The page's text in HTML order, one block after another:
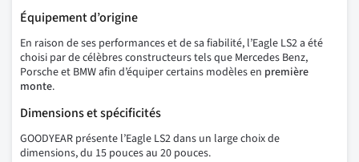
Équipement d’origine
En raison de ses performances et de sa fiabilité, l’Eagle LS2 a été
choisi par de célèbres constructeurs tels que Mercedes Benz,
Porsche et BMW afin d’équiper certains modèles en première
monte.
Dimensions et spécificités
GOODYEAR présente l’Eagle LS2 dans un large choix de
dimensions, du 15 pouces au 20 pouces.